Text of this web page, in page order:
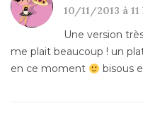
10/11/2013 à
Une version
me plait beaucoup ! un
en ce moment
bisous